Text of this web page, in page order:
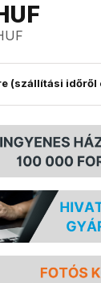
(szállítási időről